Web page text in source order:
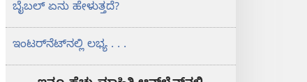
ಬೈಬಲ್‌ ಏನು ಹೇಳುತ್ತದೆ?
ಇಂಟರ್‌ನೆಟ್‌ನಲ್ಲಿ ಲಭ್ಯ . . .